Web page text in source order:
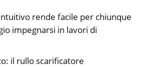
rende facile per chiunque
impegnarsi in lavori di
il rullo scarificatore